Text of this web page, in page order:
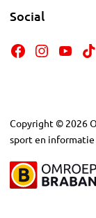
Social
Copyright © 2026
sport en